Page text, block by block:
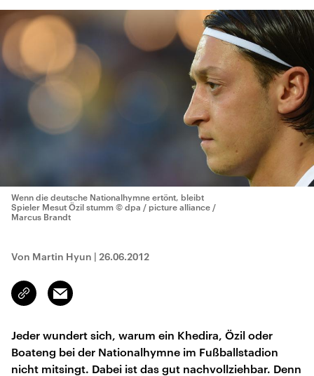
Wenn die deutsche Nationalhymne ertönt, bleibt
Spieler Mesut Özil stumm © dpa / picture alliance /
Marcus Brandt
Von Martin Hyun | 26.06.2012
Link
kopieren/teilen
Email
Jeder wundert sich, warum ein Khedira, Özil oder
Boateng bei der Nationalhymne im Fußballstadion
nicht mitsingt. Dabei ist das gut nachvollziehbar. Denn